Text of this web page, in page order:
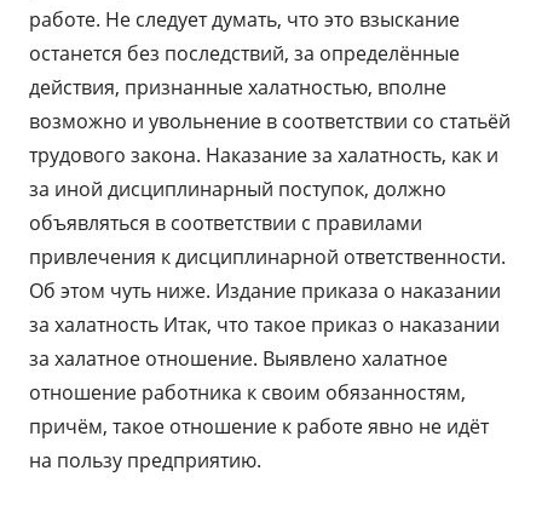
работе. Не следует думать, что это взыскание
останется без последствий, за определённые
действия, признанные халатностью, вполне
возможно и увольнение в соответствии со статьёй
трудового закона. Наказание за халатность, как и
за иной дисциплинарный поступок, должно
объявляться в соответствии с правилами
привлечения к дисциплинарной ответственности.
Об этом чуть ниже. Издание приказа о наказании
за халатность Итак, что такое приказ о наказании
за халатное отношение. Выявлено халатное
отношение работника к своим обязанностям,
причём, такое отношение к работе явно не идёт
на пользу предприятию.